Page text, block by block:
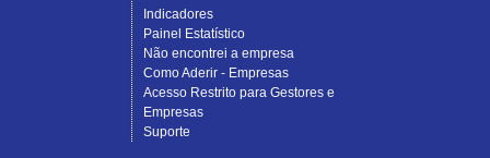
Indicadores
Painel Estatístico
Não encontrei a empresa
Como Aderir - Empresas
Acesso Restrito para Gestores e
Empresas
Suporte